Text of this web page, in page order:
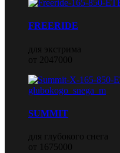
FREERIDE
для экстрима
от 2047000
SUMMIT
для глубокого снега
от 1675000